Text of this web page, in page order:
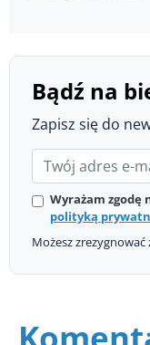
Bądź na
Zapisz się do
Wyrażam
polityką
Możesz